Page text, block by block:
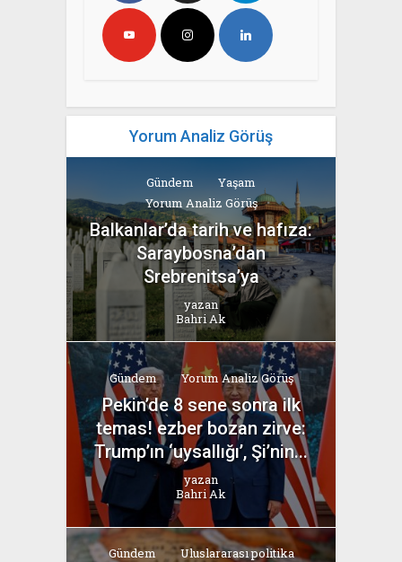
Yorum Analiz Görüş
Gündem
Yaşam
Yorum Analiz Görüş
Balkanlar’da tarih ve hafıza:
Saraybosna’dan
Srebrenitsa’ya
yazan
Bahri Ak
Gündem Yorum Analiz Görüş
Pekin’de 8 sene sonra ilk
temas! ezber bozan zirve:
Trump’ın ‘uysallığı’, Şi’nin...
yazan
Bahri Ak
Gündem
Uluslararası politika